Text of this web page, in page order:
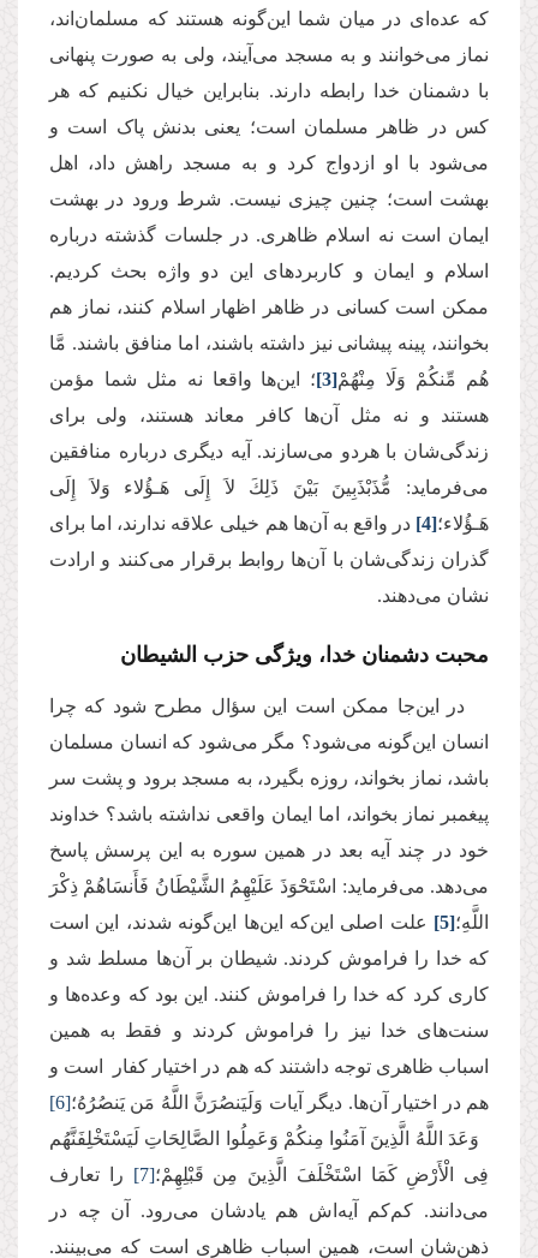
که عده‌ای در میان شما این‌گونه هستند که مسلمان‌اند،
نماز می‌خوانند و به مسجد می‌آیند، ولی به صورت پنهانی
با دشمنان خدا رابطه دارند. بنابراین خیال نکنیم که هر
کس در ظاهر مسلمان است؛ یعنی بدنش پاک است و
می‌شود با او ازدواج کرد و به مسجد راهش داد، اهل
بهشت است؛ چنین چیزی نیست. شرط ورود در بهشت
ایمان است نه اسلام ظاهری. در جلسات گذشته درباره
اسلام و ایمان و کاربردهای این دو واژه بحث کردیم.
ممکن است کسانی در ظاهر اظهار اسلام کنند، نماز هم
بخوانند، پینه پیشانی نیز داشته باشند، اما منافق باشند. مَّا
هُم مِّنكُمْ وَلَا مِنْهُمْ[3]؛ این‌ها واقعا نه مثل شما مؤمن
هستند و نه مثل آن‌ها کافر معاند هستند، ولی برای
زندگی‌شان با هردو می‌سازند. آیه دیگری درباره منافقین
می‌فرماید: مُّذَبْذَبِینَ بَیْنَ ذَلِكَ لاَ إِلَى هَـؤُلاء وَلاَ إِلَى
هَـؤُلاء؛[4] در واقع به آن‌ها هم خیلی علاقه ندارند، اما برای
گذران زندگی‌شان با آن‌ها روابط برقرار می‌کنند و ارادت
نشان می‌دهند.
محبت دشمنان خدا، ویژگی حزب الشیطان
در این‌جا ممکن است این سؤال مطرح شود که چرا
انسان این‌گونه می‌شود؟ مگر می‌شود که انسان مسلمان
باشد، نماز بخواند، روزه بگیرد، به مسجد برود و پشت سر
پیغمبر نماز بخواند، اما ایمان واقعی نداشته باشد؟ خداوند
خود در چند آیه بعد در همین سوره به این پرسش پاسخ
می‌دهد. می‌فرماید: اسْتَحْوَذَ عَلَیْهِمُ الشَّیْطَانُ فَأَنسَاهُمْ ذِكْرَ
اللَّهِ؛[5] علت اصلی این‌که این‌ها این‌گونه شدند، این است
که خدا را فراموش کردند. شیطان بر آن‌ها مسلط شد و
کاری کرد که خدا را فراموش کنند. این‌ بود که وعده‌ها و
سنت‌های خدا نیز را فراموش کردند و فقط به همین
اسباب ظاهری توجه داشتند که هم در اختیار کفار است و
هم در اختیار آن‌ها. دیگر آیات وَلَیَنصُرَنَّ اللَّهُ مَن یَنصُرُهُ؛[6]
وَعَدَ اللَّهُ الَّذِینَ آمَنُوا مِنكُمْ وَعَمِلُوا الصَّالِحَاتِ لَیَسْتَخْلِفَنَّهُم
فِی الْأَرْضِ كَمَا اسْتَخْلَفَ الَّذِینَ مِن قَبْلِهِمْ؛[7] را تعارف
می‌دانند. کم‌کم آیه‌اش هم یادشان می‌رود. آن چه در
ذهن‌شان است، همین اسباب ظاهری است که می‌بینند.